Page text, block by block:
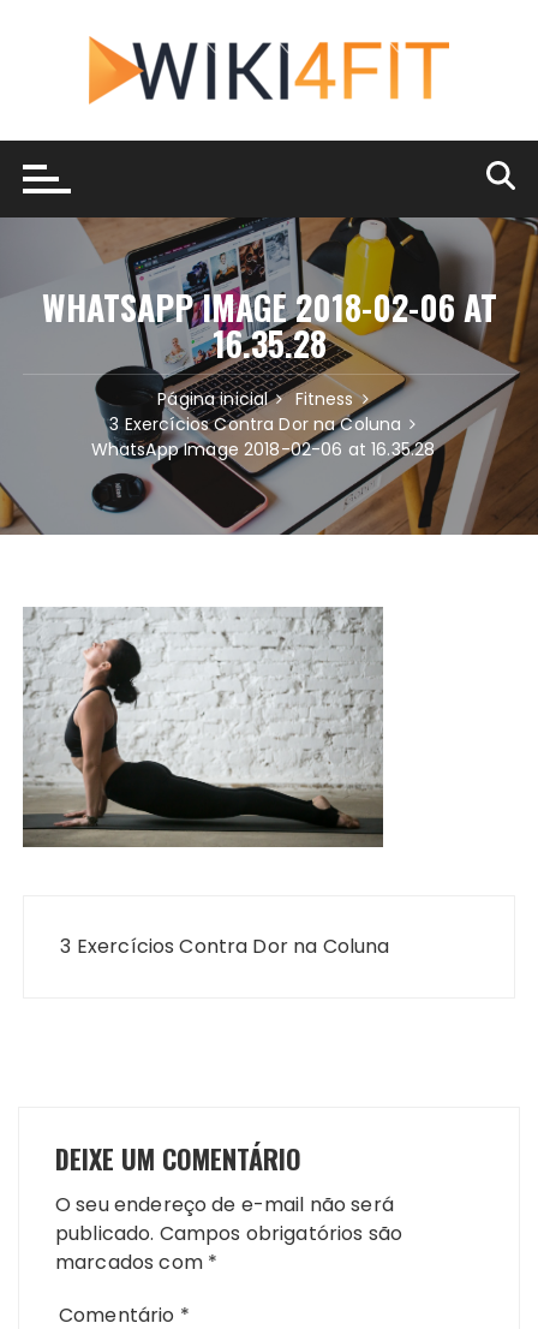
conteúdo
WHATSAPP IMAGE 2018-02-06 AT
16.35.28
Página inicial
Fitness
3 Exercícios Contra Dor na Coluna
WhatsApp Image 2018-02-06 at 16.35.28
3 Exercícios Contra Dor na Coluna
DEIXE UM COMENTÁRIO
O seu endereço de e-mail não será
publicado. Campos obrigatórios são
marcados com *
Comentário *